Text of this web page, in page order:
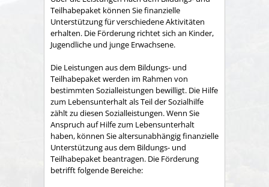
Teilhabepaket können Sie finanzielle
Unterstützung für verschiedene Aktivitäten
erhalten. Die Förderung richtet sich an Kinder,
Jugendliche und junge Erwachsene.
Die Leistungen aus dem Bildungs- und
Teilhabepaket werden im Rahmen von
bestimmten Sozialleistungen bewilligt. Die Hilfe
zum Lebensunterhalt als Teil der Sozialhilfe
zählt zu diesen Sozialleistungen. Wenn Sie
Anspruch auf Hilfe zum Lebensunterhalt
haben, können Sie altersunabhängig finanzielle
Unterstützung aus dem Bildungs- und
Teilhabepaket beantragen. Die Förderung
betrifft folgende Bereiche: